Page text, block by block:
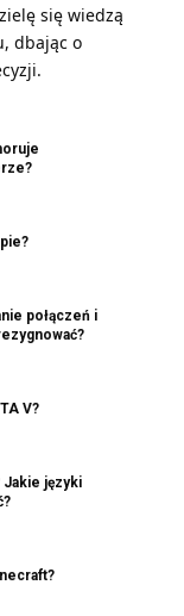
się wiedzą
dbając o
połączeń i
V?
Jakie języki